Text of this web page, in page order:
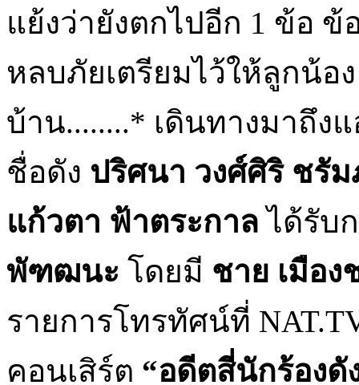
แย้งว่ายังตกไปอีก 1 ข้อ
หลบภัยเตรียมไว้ให้ลูกน้อ
บ้าน........* เดินทางมาถึง
ชื่อดัง ปริศนา วงศ์ศิริ ชรั
แก้วตา ฟ้าตระกาล ได้รับ
พัฑฒนะ โดยมี ชาย เมือง
รายการโทรทัศน์ที่
คอนเสิร์ต “อดีตสี่นักร้องดั